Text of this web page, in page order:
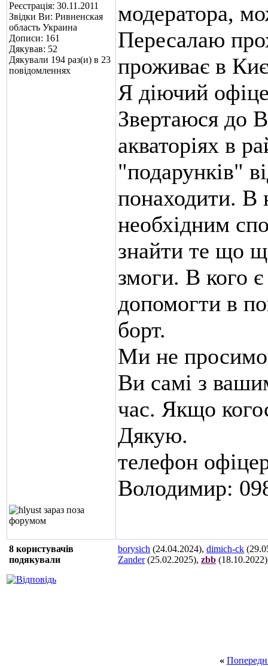
Реєстрація: 30.11.2011
Звідки Ви: Ривненская
область Украина
Дописи: 161
Дякував: 52
Дякували 194 раз(и) в 23
повідомленнях
модератора,
Пересалаю
проживає в
Я діючий
Звертаюся до
акваторіях в
"подарунків"
понаходити. В
необхідним
знайти те що
змоги. В кого
допомогти в
борт.
Ми не просимо
Ви самі з
час. Якщо
Дякую.
телефон
Володимир:
8 користувачів
подякували
borysich (24.04.2024), dimich-ck
Zander(25.02.2025), zbb
«